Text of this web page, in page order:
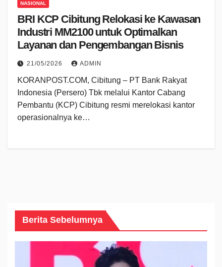
NASIONAL
BRI KCP Cibitung Relokasi ke Kawasan
Industri MM2100 untuk Optimalkan
Layanan dan Pengembangan Bisnis
21/05/2026 ADMIN
KORANPOST.COM, Cibitung – PT Bank Rakyat
Indonesia (Persero) Tbk melalui Kantor Cabang
Pembantu (KCP) Cibitung resmi merelokasi kantor
operasionalnya ke…
Berita Sebelumnya